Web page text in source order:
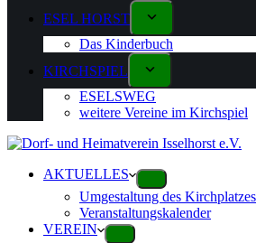
ESEL HORST
Das Kinderbuch
KIRCHSPIEL
ESELSWEG
weitere Vereine im Kirchspiel
AKTUELLES
Umgestaltung des Kirchplatzes
Veranstaltungskalender
VEREIN